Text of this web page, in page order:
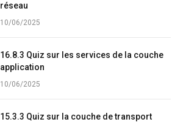
réseau
10/06/2025
16.8.3 Quiz sur les services de la couche
application
10/06/2025
15.3.3 Quiz sur la couche de transport